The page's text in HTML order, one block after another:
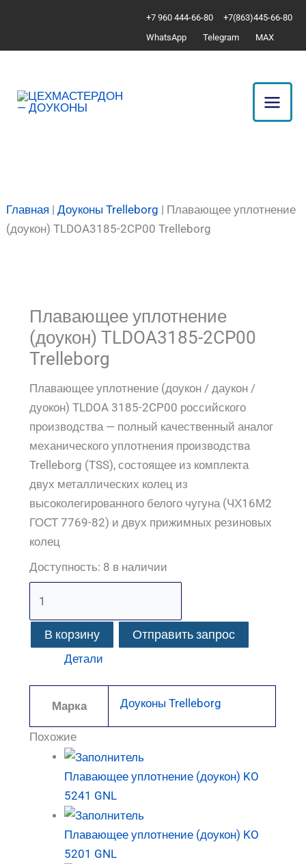
содержимому
+7 960 444-66-80
+7(863)445-66-80
WhatsApp
Telegram MAX
Главная |Доуконы Trelleborg | Плавающее уплотнение
(доукон) TLDOA3185-2CP00 Trelleborg
Плавающее уплотнение
(доукон) TLDOA3185-2CP00
Trelleborg
Плавающее уплотнение (доукон / даукон /
дуокон) TLDOA 3185-2CP00 российского
производства — полный качественный аналог
механического уплотнения производства
Trelleborg (TSS), состоящее из комплекта
двух металлических колец из
высоколегированного белого чугуна (ЧХ16М2
ГОСТ 7769-82) и двух прижимных резиновых
колец
Доступность: 8 в наличии
Плавающее
TLDOA3185-
В корзину Отправить запрос
Детали
Марка Доуконы Trelleborg
Похожие
Плавающее уплотнение (доукон) KO
5241 GNL
Плавающее уплотнение (доукон) KO
5201 GNL